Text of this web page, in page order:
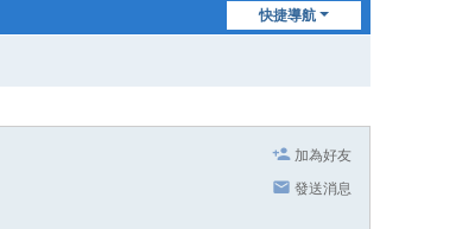
快捷導航
加為好友
發送消息